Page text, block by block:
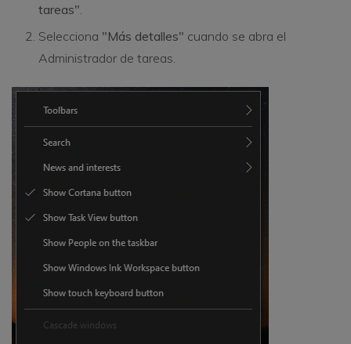
tareas".
Selecciona "Más detalles" cuando se abra el
Administrador de tareas.